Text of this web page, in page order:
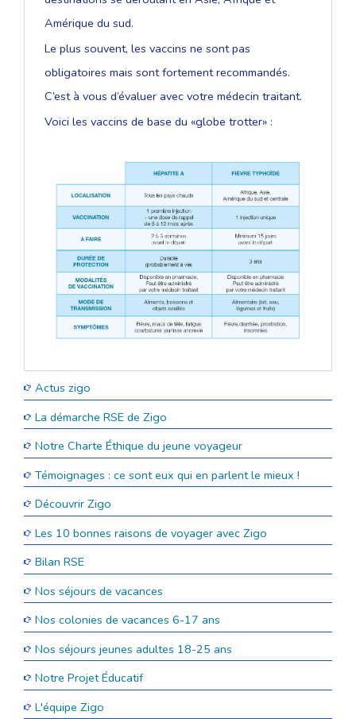
Amérique du sud.
Le plus souvent, les vaccins ne sont pas
obligatoires mais sont fortement recommandés.
C’est à vous d’évaluer avec votre médecin traitant.
Voici les vaccins de base du «globe trotter» :
Actus zigo
La démarche RSE de Zigo
Notre Charte Éthique du jeune voyageur
Témoignages : ce sont eux qui en parlent le mieux !
Découvrir Zigo
Les 10 bonnes raisons de voyager avec Zigo
Bilan RSE
Nos séjours de vacances
Nos colonies de vacances 6-17 ans
Nos séjours jeunes adultes 18-25 ans
Notre Projet Éducatif
L'équipe Zigo